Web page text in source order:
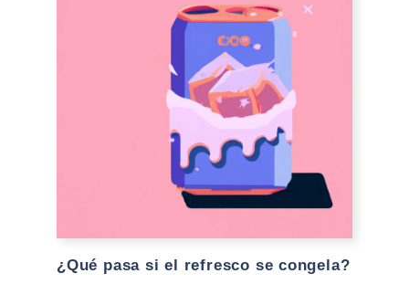
¿Qué pasa si el refresco se congela?